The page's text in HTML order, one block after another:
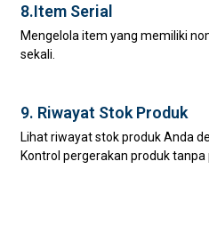
8.Item Serial
Mengelola item yang memiliki
sekali.
9. Riwayat Stok Produk
Lihat riwayat stok produk Anda
Kontrol pergerakan produk tanpa